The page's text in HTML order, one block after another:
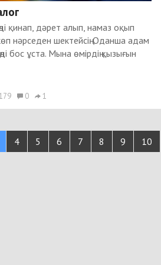
қинап, дәрет алып, намаз оқып
көп нәрседен шектейсің. Оданша адам
бос ұста. Мына өмірдің қызығын
0 1
4 5 6 7 8 9
10